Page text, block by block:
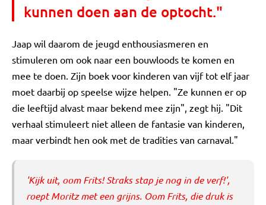
kunnen doen aan de optocht."
Jaap wil daarom de jeugd enthousiasmeren en
stimuleren om ook naar een bouwloods te komen en
mee te doen. Zijn boek voor kinderen van vijf tot elf jaar
moet daarbij op speelse wijze helpen. "Ze kunnen er op
die leeftijd alvast maar bekend mee zijn", zegt hij. "Dit
verhaal stimuleert niet alleen de fantasie van kinderen,
maar verbindt hen ook met de tradities van carnaval."
'Kijk uit, oom Frits! Straks stap je nog in de verf!',
roept Moritz met een grijns. Oom Frits, die druk is